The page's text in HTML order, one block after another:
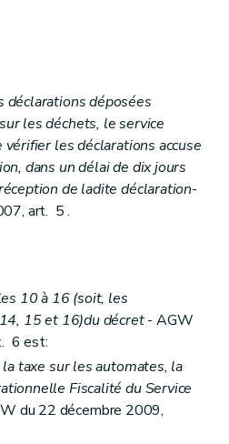
déclarations déposées
les déchets, le service
les déclarations accuse
dans un délai de dix jours
de ladite déclaration-
art. 5 .
10 à 16(soit, les
15 et 16)du décret- AGW
6 est:
taxe sur les automates, la
Fiscalité du Service
du 22 décembre 2009,